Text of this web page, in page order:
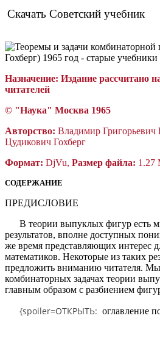
Скачать Советский учебник
Назначение: Издание рассчитано
читателей
© "Наука" Москва 1965
Авторство: Владимир Григорьевич
Цудикович Гохберг
Формат: DjVu, Размер файла: 1.27
СОДЕРЖАНИЕ
ПРЕДИСЛОВИЕ
В теории выпуклых фигур есть
результатов, вполне доступных
же время представляющих интерес
математиков. Некоторые из таких
предложить вниманию читателя.
комбинаторных задачах теории
главным образом с разбиением
{spoiler=ОТКРЫТЬ: оглавление